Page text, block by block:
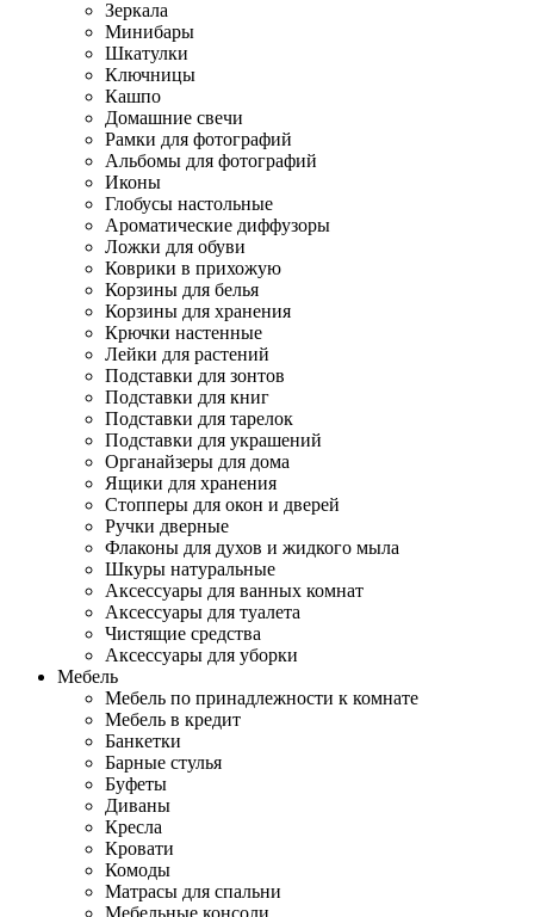
Зеркала
Минибары
Шкатулки
Ключницы
Кашпо
Домашние свечи
Рамки для фотографий
Альбомы для фотографий
Иконы
Глобусы настольные
Ароматические диффузоры
Ложки для обуви
Коврики в прихожую
Корзины для белья
Корзины для хранения
Крючки настенные
Лейки для растений
Подставки для зонтов
Подставки для книг
Подставки для тарелок
Подставки для украшений
Органайзеры для дома
Ящики для хранения
Стопперы для окон и дверей
Ручки дверные
Флаконы для духов и жидкого мыла
Шкуры натуральные
Аксессуары для ванных комнат
Аксессуары для туалета
Чистящие средства
Аксессуары для уборки
Мебель
Мебель по принадлежности к комнате
Мебель в кредит
Банкетки
Барные стулья
Буфеты
Диваны
Кресла
Кровати
Комоды
Матрасы для спальни
Мебельные консоли